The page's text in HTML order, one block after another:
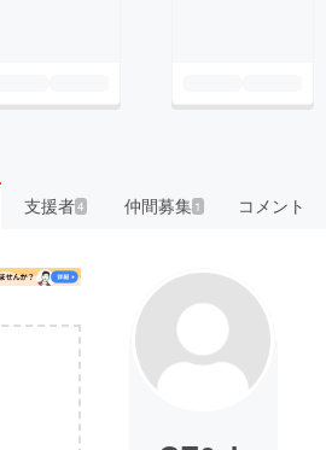
支援者4 仲間募集 1 コメント